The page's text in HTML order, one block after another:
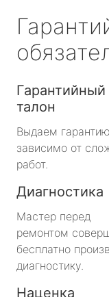
Гарантийный
талон
Выдаем
зависимо от
работ.
Диагностика
Мастер перед
ремонтом
бесплатно
диагностику.
Наценка